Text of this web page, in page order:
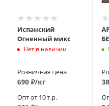
Испанский
Огненный микс
Нет в наличии
Розничная цена
690 ₽/кг
Опт от 10 т.р.